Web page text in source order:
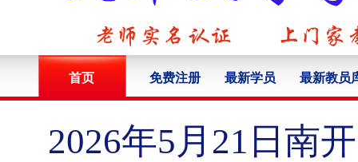
首页 免费注册 最新学员 最新教员
2026年5月21日南